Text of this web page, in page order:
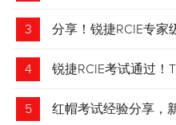
3 分享！锐捷RCIE专家
4 锐捷RCIE考试通过！
5 红帽考试经验分享，